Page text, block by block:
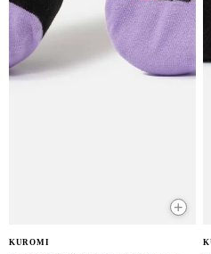
+
KUROMI